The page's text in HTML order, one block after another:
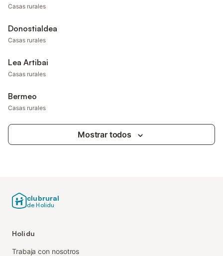
Casas rurales
Donostialdea
Casas rurales
Lea Artibai
Casas rurales
Bermeo
Casas rurales
Mostrar todos
clubrural
de Holidu
Holidu
Trabaja con nosotros